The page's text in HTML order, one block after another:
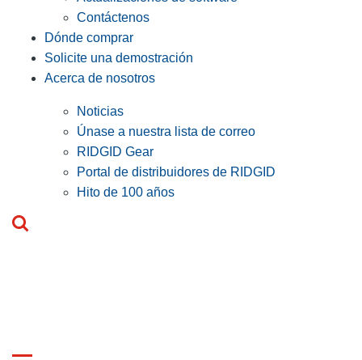
Contáctenos
Dónde comprar
Solicite una demostración
Acerca de nosotros
Noticias
Únase a nuestra lista de correo
RIDGID Gear
Portal de distribuidores de RIDGID
Hito de 100 años